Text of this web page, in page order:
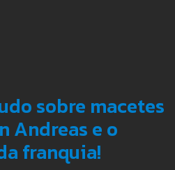
sobre macetes
Andreas e o
franquia!